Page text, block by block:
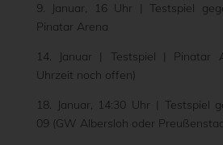
9. Januar, 16 Uhr | Testspiel
Pinatar Arena
14. Januar | Testspiel | Pinatar
Uhrzeit noch offen)
18. Januar, 14:30 Uhr | Testspiel
09 (GW Albersloh oder